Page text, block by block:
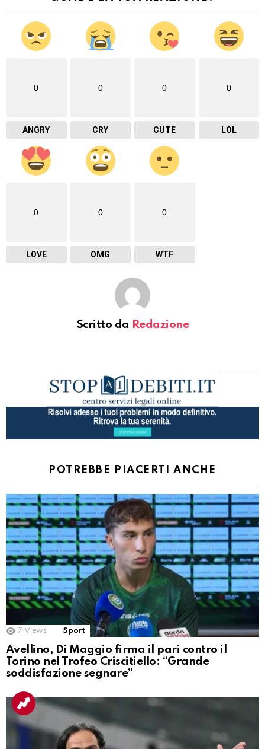
0
ANGRY
0
CRY
0
CUTE
0
LOL
0
LOVE
0
OMG
0
WTF
Scritto da Redazione
POTREBBE PIACERTI ANCHE
7 Views Sport
Avellino, Di Maggio firma il pari contro il
Torino nel Trofeo Criscitiello: “Grande
soddisfazione segnare”